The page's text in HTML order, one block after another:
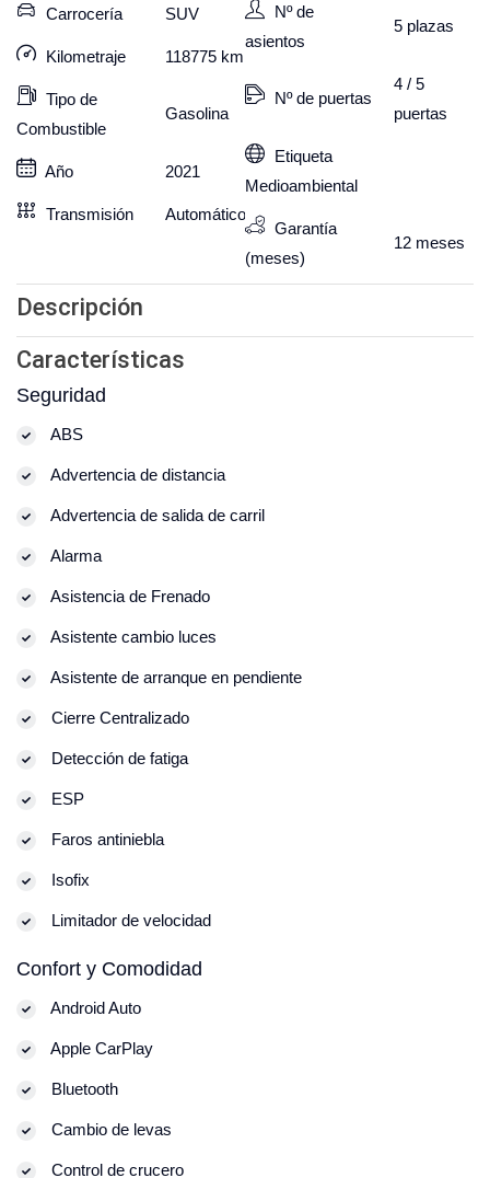
Carrocería SUV
Kilometraje 118775 km
Tipo de
Combustible
Gasolina
Año 2021
Transmisión Automático
Nº de
asientos
5 plazas
Nº de puertas
4 / 5
puertas
Etiqueta
Medioambiental
Garantía
(meses)
12 meses
Descripción
Características
Seguridad
ABS
Advertencia de distancia
Advertencia de salida de carril
Alarma
Asistencia de Frenado
Asistente cambio luces
Asistente de arranque en pendiente
Cierre Centralizado
Detección de fatiga
ESP
Faros antiniebla
Isofix
Limitador de velocidad
Confort y Comodidad
Android Auto
Apple CarPlay
Bluetooth
Cambio de levas
Control de crucero